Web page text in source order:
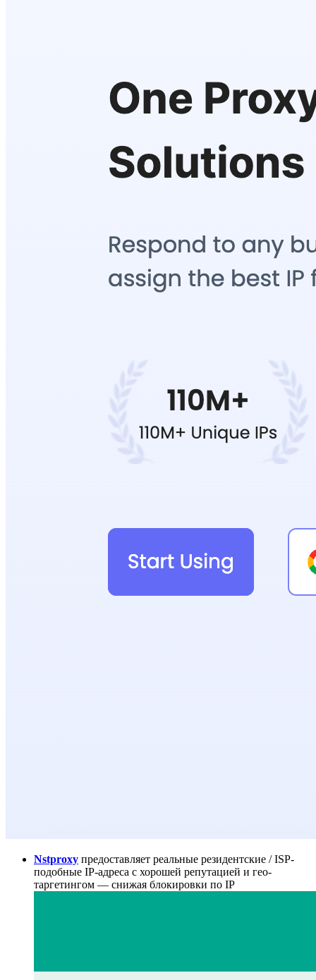
Nstproxy предоставляет реальные резидентские / ISP-
подобные IP-адреса с хорошей репутацией и гео-
таргетингом — снижая блокировки по IP